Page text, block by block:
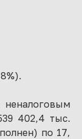
402,4 тыс.
по 17,